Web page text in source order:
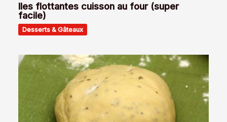
Iles flottantes cuisson au four (super
facile)
Desserts & Gâteaux